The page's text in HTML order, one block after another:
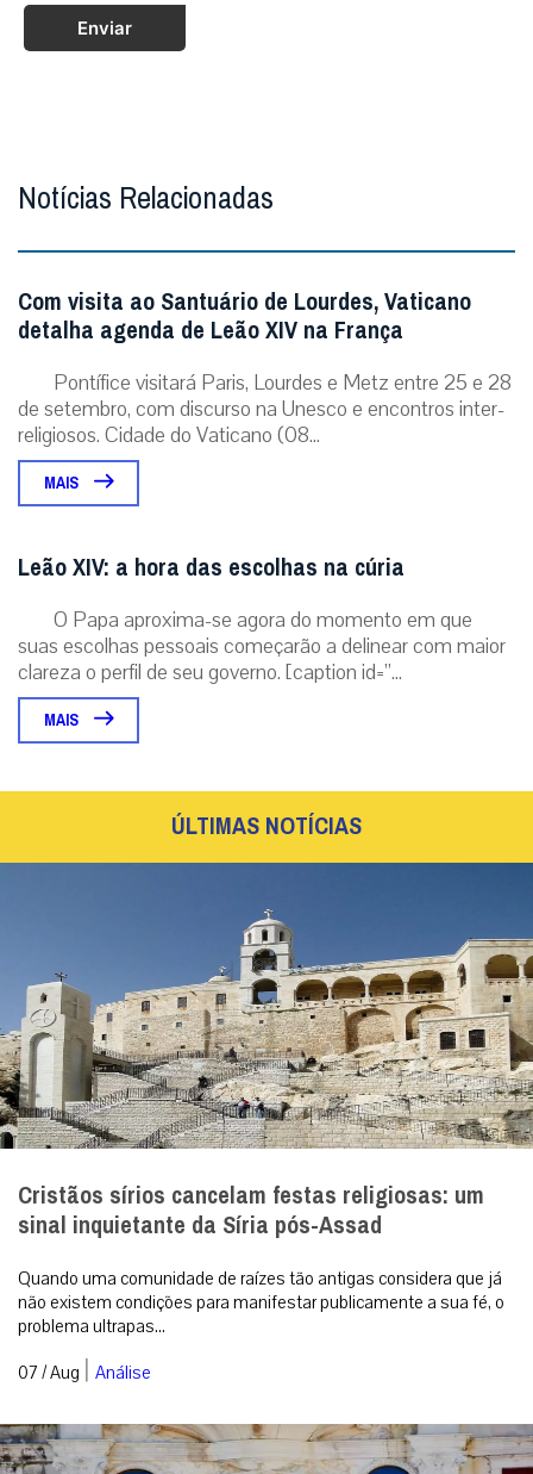
Enviar
Notícias Relacionadas
Com visita ao Santuário de Lourdes, Vaticano
detalha agenda de Leão XIV na França
Pontífice visitará Paris, Lourdes e Metz entre 25 e 28
de setembro, com discurso na Unesco e encontros inter-
religiosos. Cidade do Vaticano (08...
MAIS
Leão XIV: a hora das escolhas na cúria
O Papa aproxima-se agora do momento em que
suas escolhas pessoais começarão a delinear com maior
clareza o perfil de seu governo. [caption id=”...
MAIS
ÚLTIMAS NOTÍCIAS
Cristãos sírios cancelam festas religiosas: um
sinal inquietante da Síria pós-Assad
Quando uma comunidade de raízes tão antigas considera que já
não existem condições para manifestar publicamente a sua fé, o
problema ultrapas...
07 / Aug | Análise